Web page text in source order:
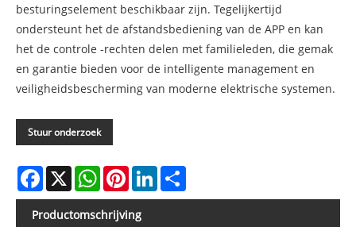
besturingselement beschikbaar zijn. Tegelijkertijd
ondersteunt het de afstandsbediening van de APP en kan
het de controle -rechten delen met familieleden, die gemak
en garantie bieden voor de intelligente management en
veiligheidsbescherming van moderne elektrische systemen.
Stuur onderzoek
Facebook
X WhatsAppPinterestLinkedIn
Productomschrijving